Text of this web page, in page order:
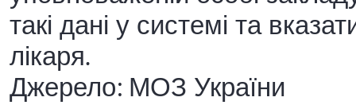
такі дані у системі та
лікаря.
Джерело: МОЗ України